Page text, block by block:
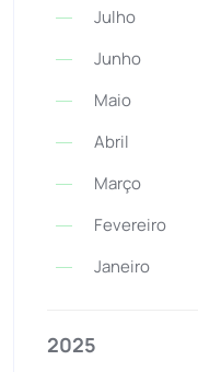
Julho
Junho
Maio
Abril
Março
Fevereiro
Janeiro
2025